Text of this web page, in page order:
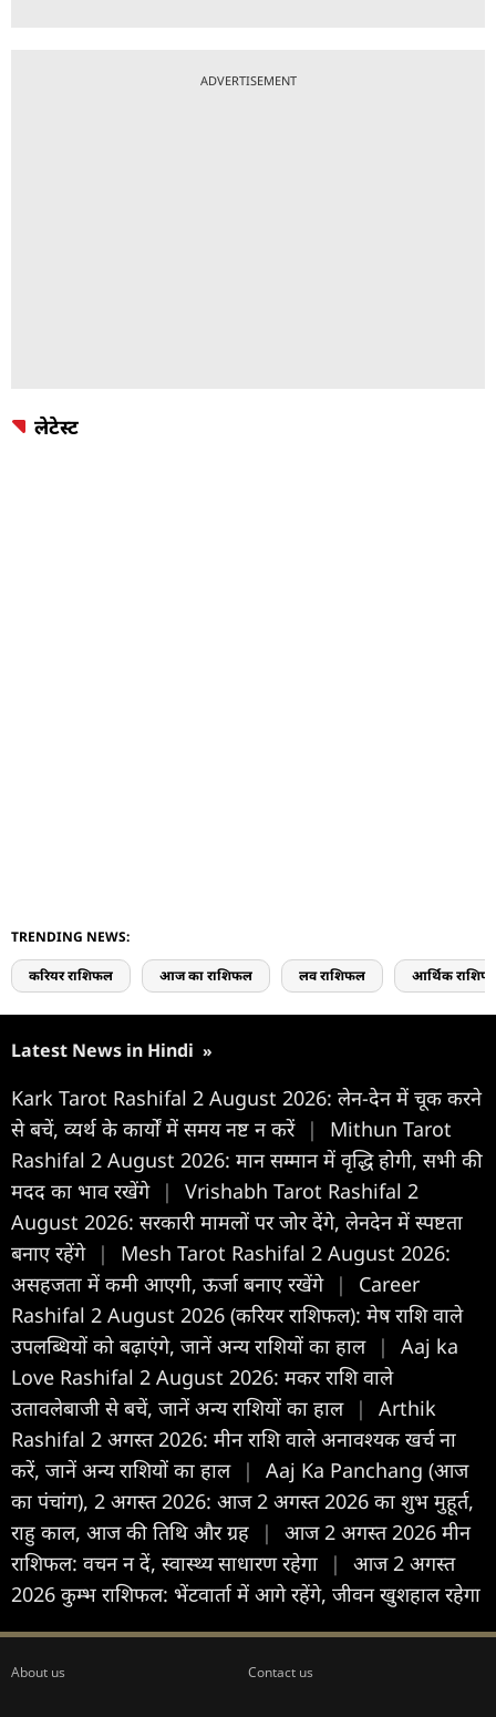
ADVERTISEMENT
लेटेस्ट
TRENDING NEWS:
करियर राशिफल आज का राशिफल लव राशिफल आर्थिक
Latest News in Hindi »
Kark Tarot Rashifal 2 August 2026: लेन-देन में चूक करने
से बचें, व्यर्थ के कार्यों में समय नष्ट न करें |
Mithun Tarot
Rashifal 2 August 2026: मान सम्मान में वृद्धि होगी, सभी की
मदद का भाव रखेंगे |
Vrishabh Tarot Rashifal 2
August 2026: सरकारी मामलों पर जोर देंगे, लेनदेन में स्पष्टता
बनाए रहेंगे |
Mesh Tarot Rashifal 2 August 2026:
असहजता में कमी आएगी, ऊर्जा बनाए रखेंगे |
Career
Rashifal 2 August 2026 (करियर राशिफल): मेष राशि वाले
उपलब्धियों को बढ़ाएंगे, जानें अन्य राशियों का हाल |
Aaj ka
Love Rashifal 2 August 2026: मकर राशि वाले
उतावलेबाजी से बचें, जानें अन्य राशियों का हाल |
Arthik
Rashifal 2 अगस्त 2026: मीन राशि वाले अनावश्यक खर्च ना
करें, जानें अन्य राशियों का हाल |
Aaj Ka Panchang (आज
का पंचांग), 2 अगस्त 2026: आज 2 अगस्त 2026 का शुभ मुहूर्त,
राहु काल, आज की तिथि और ग्रह
|
आज 2 अगस्त 2026 मीन
राशिफल: वचन न दें, स्वास्थ्य साधारण रहेगा
|
आज 2 अगस्त
2026 कुम्भ राशिफल: भेंटवार्ता में आगे रहेंगे, जीवन खुशहाल रहेगा
About us Contact us